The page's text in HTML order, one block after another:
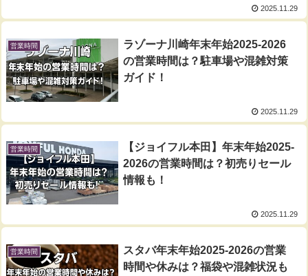
2025.11.29
営業時間
ラゾーナ川崎年末年始2025-2026
の営業時間は？駐車場や混雑対策
ガイド！
2025.11.29
営業時間
【ジョイフル本田】年末年始2025-
2026の営業時間は？初売りセール
情報も！
2025.11.29
営業時間
スタバ年末年始2025-2026の営業
時間や休みは？福袋や混雑状況も